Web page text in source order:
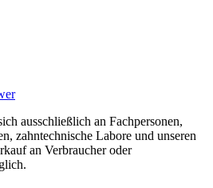
ausschließlich an Fachpersonen,
zahntechnische Labore und unseren
an Verbraucher oder